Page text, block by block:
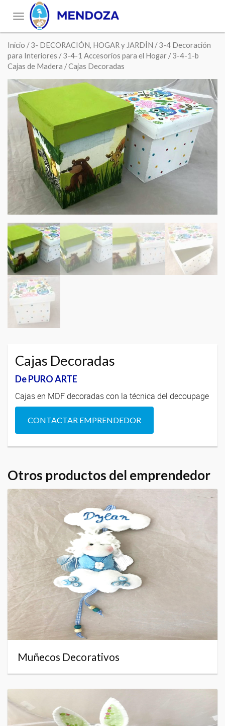
Toggle
navigation
Inicio /3- DECORACIÓN, HOGAR y JARDÍN /3-4 Decoración
para Interiores /3-4-1 Accesorios para el Hogar /3-4-1-b
Cajas de Madera / Cajas Decoradas
Cajas Decoradas
De PURO ARTE
Cajas en MDF decoradas con la técnica del decoupage
CONTACTAR EMPRENDEDOR
Otros productos del emprendedor
Muñecos Decorativos